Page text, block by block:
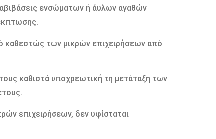
ενσώματων ή άυλων αγαθών
καθεστώς των μικρών επιχειρήσεων από
καθιστά υποχρεωτική τη μετάταξη των
επιχειρήσεων, δεν υφίσταται